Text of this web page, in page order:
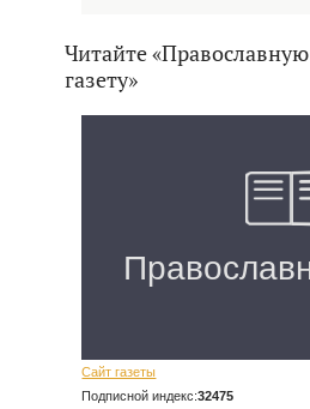
Читайте «Православную
газету»
Сайт газеты
Подписной индекс:32475